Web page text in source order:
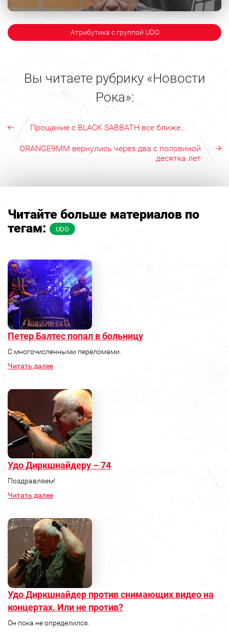
Атрибутика с группой UDO
Вы читаете рубрику «Новости
Рока»:
Прощание с BLACK SABBATH все ближе...
ORANGE9MM вернулись через два с половиной
десятка лет
Читайте больше материалов по
тегам:
UDO
Петер Балтес попал в больницу
С многочисленными переломами.
Читать далее
Удо Диркшнайдеру – 74
Поздравляем!
Читать далее
Удо Диркшнайдер против снимающих видео на
концертах. Или не против?
Он пока не определился.